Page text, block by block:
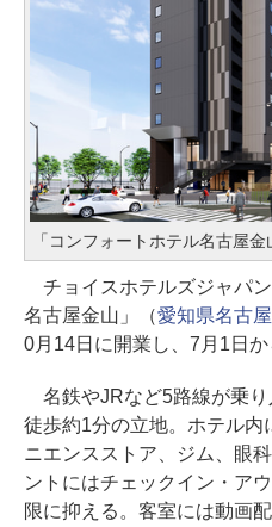
「コンフォートホテル名古屋
チョイスホテルズジャパ
名古屋金山」（愛知県名古
0月14日に開業し、7月1日か
名鉄やJRなど5路線が乗り
徒歩約1分の立地。ホテル内
ニエンスストア、ジム、眼
ントにはチェックイン・ア
限に抑える。客室には動画